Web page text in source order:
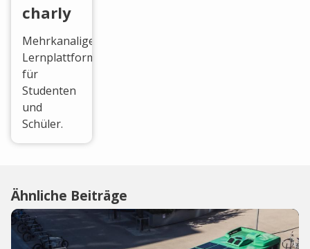
charly
Mehrkanalige
Lernplattform
für
Studenten
und
Schüler.
Ähnliche Beiträge